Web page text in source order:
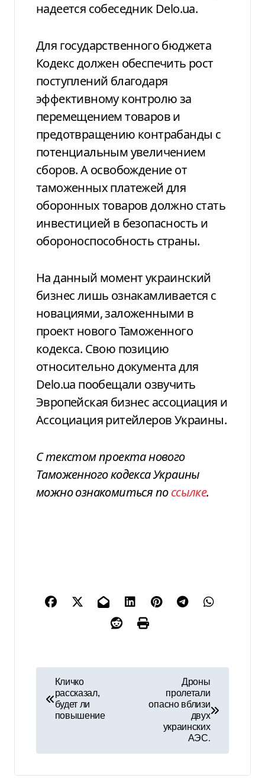
надеется собеседник Delo.ua.
Для государственного бюджета
Кодекс должен обеспечить рост
поступлений благодаря
эффективному контролю за
перемещением товаров и
предотвращению контрабанды с
потенциальным увеличением
сборов. А освобождение от
таможенных платежей для
оборонных товаров должно стать
инвестицией в безопасность и
обороноспособность страны.
На данный момент украинский
бизнес лишь ознакамливается с
новациями, заложенными в
проект нового Таможенного
кодекса. Свою позицию
относительно документа для
Delo.ua пообещали озвучить
Эвропейская бизнес ассоциация и
Ассоциация ритейлеров Украины.
С текстом проекта нового
Таможенного кодекса Украины
можно ознакомиться поссылке.
и
Кличко
рассказал,
будет ли
повышение
Дроны
пролетали
опасно вблизи
двух
украинских
АЭС.